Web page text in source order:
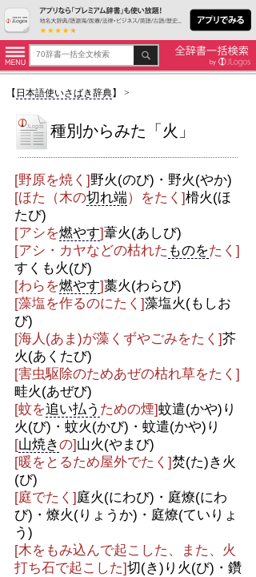
【 日本語使いさばき辞典】 >
種別からみた「火」
[野原を焼く]野火(のび)・野火(やか)
[ほた（木の切れ端）をたく]榾火(ほ
たび)
[アシを燃やす]葦火(あしび)
[アシ・カヤなどの枯れた ものをたく]
すくも火(び)
[わらを燃やす]藁火(わらび)
[藻塩を作るのにたく]藻塩火(もしお
び)
[海人(あま)が藻くずやごみをたく]芥
火(あくたび)
[害虫駆除のためあぜの枯れ草をたく]
畦火(あぜび)
[蚊を追い払う ための煙]蚊遣(かや)り
火(び)・蚊火(かび)・蚊遣(かや)り
[山焼きの]山火(やまび)
[暖をとるため屋外でたく]焚(た)き火
(び)
[庭でたく]庭火(にわび)・庭燎(にわ
び)・燎火(りょうか)・庭燎(ていりょ
う)
[木をもみ込んで起こした、また、火
打ち石で起こした]切(き)り火(び)・鑽